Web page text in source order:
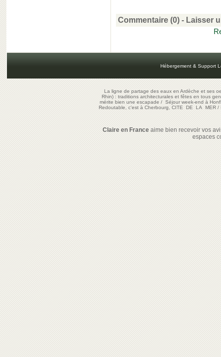
Commentaire (0) - Laisser
Hébergement & Support
La ligne de partage des eaux en Ardèche et ses
Rhin) : traditions architecturales et fêtes en tous
mérite bien une escapade/Séjour week-end à
Redoutable, c'est à Cherbourg, CITE DE LA MER/
Claire en Franceaime bien recevoir vos
espaces